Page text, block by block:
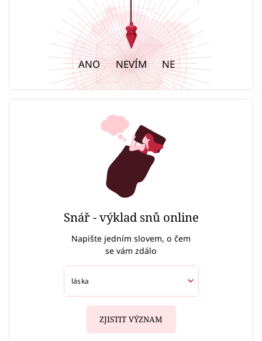
ANO NEVÍM NE
Snář - výklad snů online
Napište jedním slovem, o čem
se vám zdálo
ZJISTIT VÝZNAM